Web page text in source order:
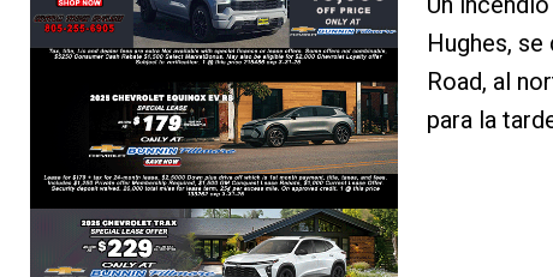
Hughes,
Road, al
para la